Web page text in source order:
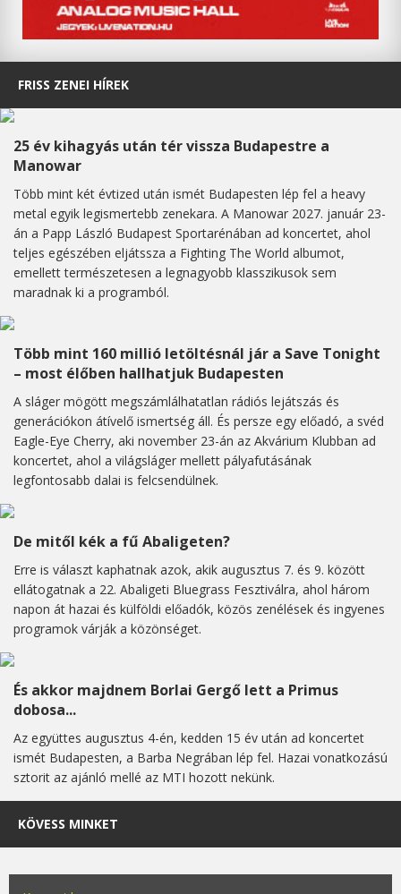
FRISS ZENEI HÍREK
25 év kihagyás után tér vissza Budapestre a
Manowar
Több mint két évtized után ismét Budapesten lép fel a heavy
metal egyik legismertebb zenekara. A Manowar 2027. január 23-
án a Papp László Budapest Sportarénában ad koncertet, ahol
teljes egészében eljátssza a Fighting The World albumot,
emellett természetesen a legnagyobb klasszikusok sem
maradnak ki a programból.
Több mint 160 millió letöltésnál jár a Save Tonight
– most élőben hallhatjuk Budapesten
A sláger mögött megszámlálhatatlan rádiós lejátszás és
generációkon átívelő ismertség áll. És persze egy előadó, a svéd
Eagle-Eye Cherry, aki november 23-án az Akvárium Klubban ad
koncertet, ahol a világsláger mellett pályafutásának
legfontosabb dalai is felcsendülnek.
De mitől kék a fű Abaligeten?
Erre is választ kaphatnak azok, akik augusztus 7. és 9. között
ellátogatnak a 22. Abaligeti Bluegrass Fesztiválra, ahol három
napon át hazai és külföldi előadók, közös zenélések és ingyenes
programok várják a közönséget.
És akkor majdnem Borlai Gergő lett a Primus
dobosa...
Az együttes augusztus 4-én, kedden 15 év után ad koncertet
ismét Budapesten, a Barba Negrában lép fel. Hazai vonatkozású
sztorit az ajánló mellé az MTI hozott nekünk.
KÖVESS MINKET